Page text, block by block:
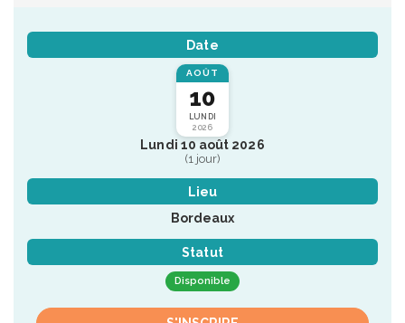
Date
AOÛT
10
LUNDI
2026
Lundi 10 août 2026
(1 jour)
Lieu
Bordeaux
Statut
Disponible